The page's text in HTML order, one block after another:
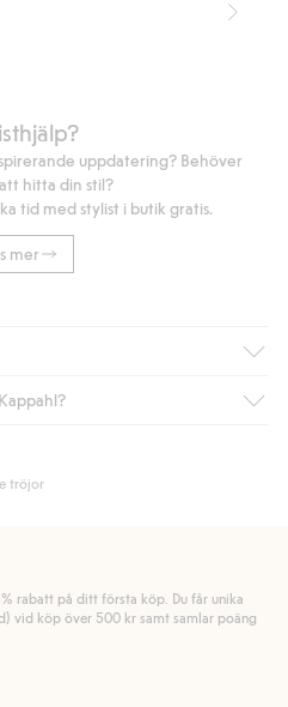
uppdatering? Behöver
hitta din stil?
tid med stylist i butik gratis.
mer
du alltid gratis frakt till butik
identifierats som medlem.
även andra betalningssätt.
tröjor
rabatt på ditt första köp. Du får unika
vid köp över 500 kr samt samlar poäng